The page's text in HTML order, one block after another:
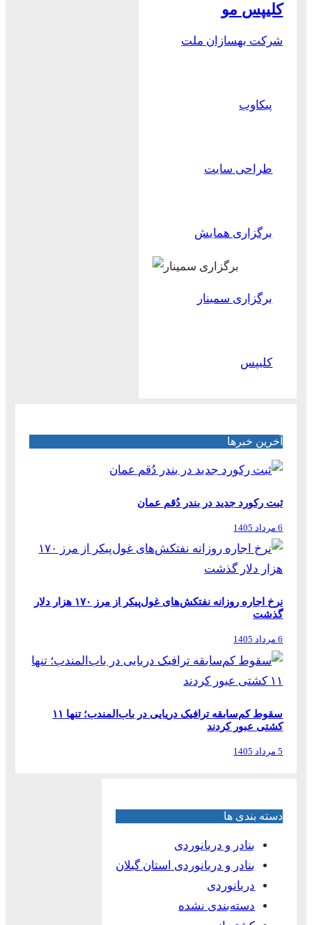
کلیپس مو
شرکت بهسازان ملت
پیکاوب
طراحی سایت
برگزاری همایش
برگزاری سمینار
کلیپس
آخرین خبرها
ثبت رکورد جدید در بندر دُقم عمان
6 مرداد 1405
نرخ اجاره روزانه نفتکش‌های غول‌پیکر از مرز ۱۷۰ هزار دلار
گذشت
6 مرداد 1405
سقوط کم‌سابقه ترافیک دریایی در باب‌المندب؛ تنها ۱۱
کشتی عبور کردند
5 مرداد 1405
دسته بندی ها
بنادر و دریانوردی
بنادر و دریانوردی استان گیلان
دریانوردی
دسته‌بندی نشده